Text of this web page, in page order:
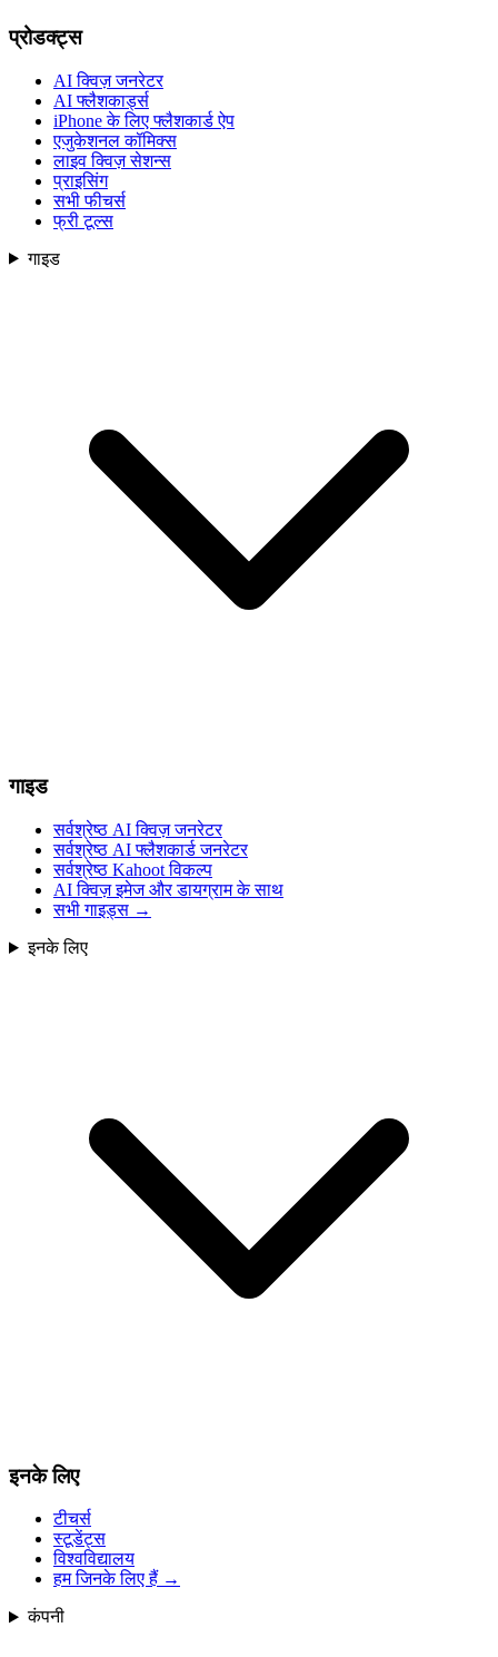
प्रोडक्ट्स
AI क्विज़ जनरेटर
AI फ्लैशकार्ड्स
iPhone के लिए फ्लैशकार्ड ऐप
एजुकेशनल कॉमिक्स
लाइव क्विज़ सेशन्स
प्राइसिंग
सभी फीचर्स
फ्री टूल्स
गाइड
गाइड
सर्वश्रेष्ठ AI क्विज़ जनरेटर
सर्वश्रेष्ठ AI फ्लैशकार्ड जनरेटर
सर्वश्रेष्ठ Kahoot विकल्प
AI क्विज़ इमेज और डायग्राम के साथ
सभी गाइड्स →
इनके लिए
इनके लिए
टीचर्स
स्टूडेंट्स
विश्वविद्यालय
हम जिनके लिए हैं →
कंपनी